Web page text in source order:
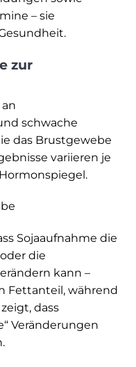
– sie
zur
schwache
das Brustgewebe
variieren je
Sojaaufnahme die
die
kann –
Fettanteil, während
dass
Veränderungen